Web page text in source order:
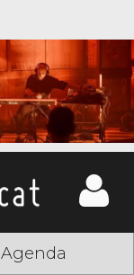
Agenda